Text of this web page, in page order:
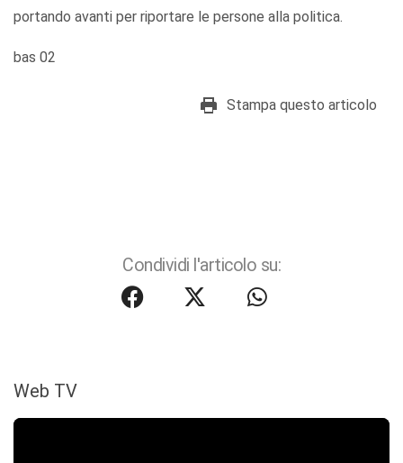
portando avanti per riportare le persone alla politica.
bas 02
Stampa questo articolo
Condividi l'articolo su:
Web TV